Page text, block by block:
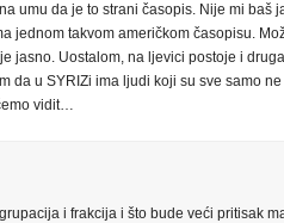
umu da je to strani časopis. Nije mi baš
jednom takvom američkom časopisu.
jasno. Uostalom, na ljevici postoje i
da u SYRIZi ima ljudi koji su sve samo
vidit…
i frakcija i što bude veći pritisak